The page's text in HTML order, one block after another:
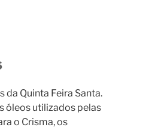
da Quinta Feira Santa.
óleos utilizados pelas
o Crisma, os